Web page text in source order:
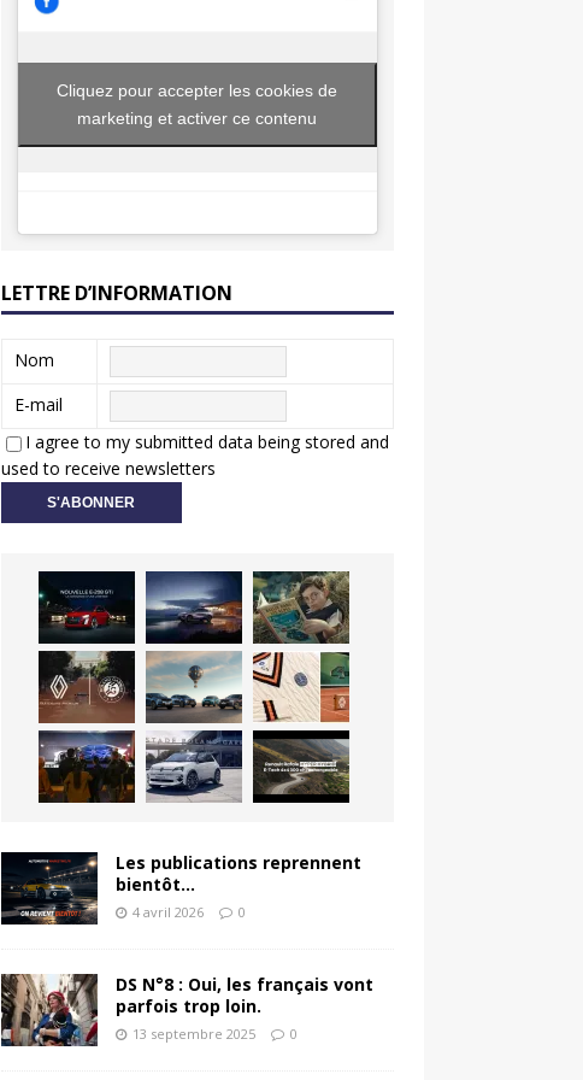
Cliquez pour accepter les cookies de
marketing et activer ce contenu
LETTRE D’INFORMATION
Nom
E-mail
I agree to my submitted data being stored and
used to receive newsletters
Les publications reprennent
bientôt…
4 avril 2026 0
DS N°8 : Oui, les français vont
parfois trop loin.
13 septembre 2025 0